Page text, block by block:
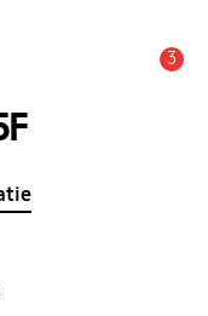
3